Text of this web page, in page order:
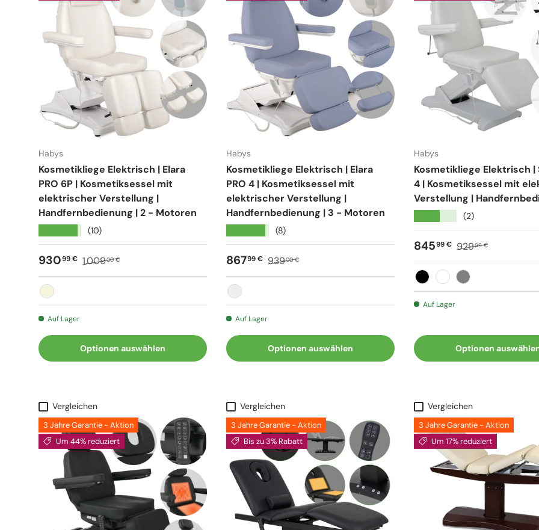
Habys
Kosmetikliege Elektrisch | Elara
PRO 6P | Kosmetiksessel mit
elektrischer Verstellung |
Handfernbedienung | 2 - Motoren
(10)
Verkaufspreis
93099 € Normaler Preis
1.00900 €
Beige
Auf Lager
Optionen auswählen
Habys
Kosmetikliege Elektrisch | Elara
PRO 4 | Kosmetiksessel mit
elektrischer Verstellung |
Handfernbedienung | 3 - Motoren
(8)
Verkaufspreis
86799 € Normaler Preis
93900 €
Lila
Auf Lager
Optionen auswählen
Habys
Kosmetikliege Elektrisch |
4 | Kosmetiksessel mit
Verstellung |
(2)
Verkaufspreis
84599 € Normaler Preis
92999 €
Schwarz
WeißGrau
Auf Lager
Optionen
Vergleichen
3 Jahre Garantie - Aktion
Um 44% reduziert
Vergleichen
3 Jahre Garantie - Aktion
Bis zu 3% Rabatt
Vergleichen
3 Jahre Garantie - Aktion
Um 17% reduziert